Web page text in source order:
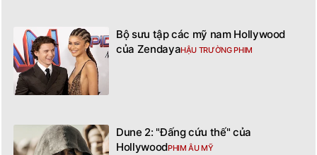
Bộ sưu tập các mỹ nam Hollywood
của ZendayaHẬU TRƯỜNG PHIM
Dune 2: "Đấng cứu thế" của
HollywoodPHIM ÂU MỸ